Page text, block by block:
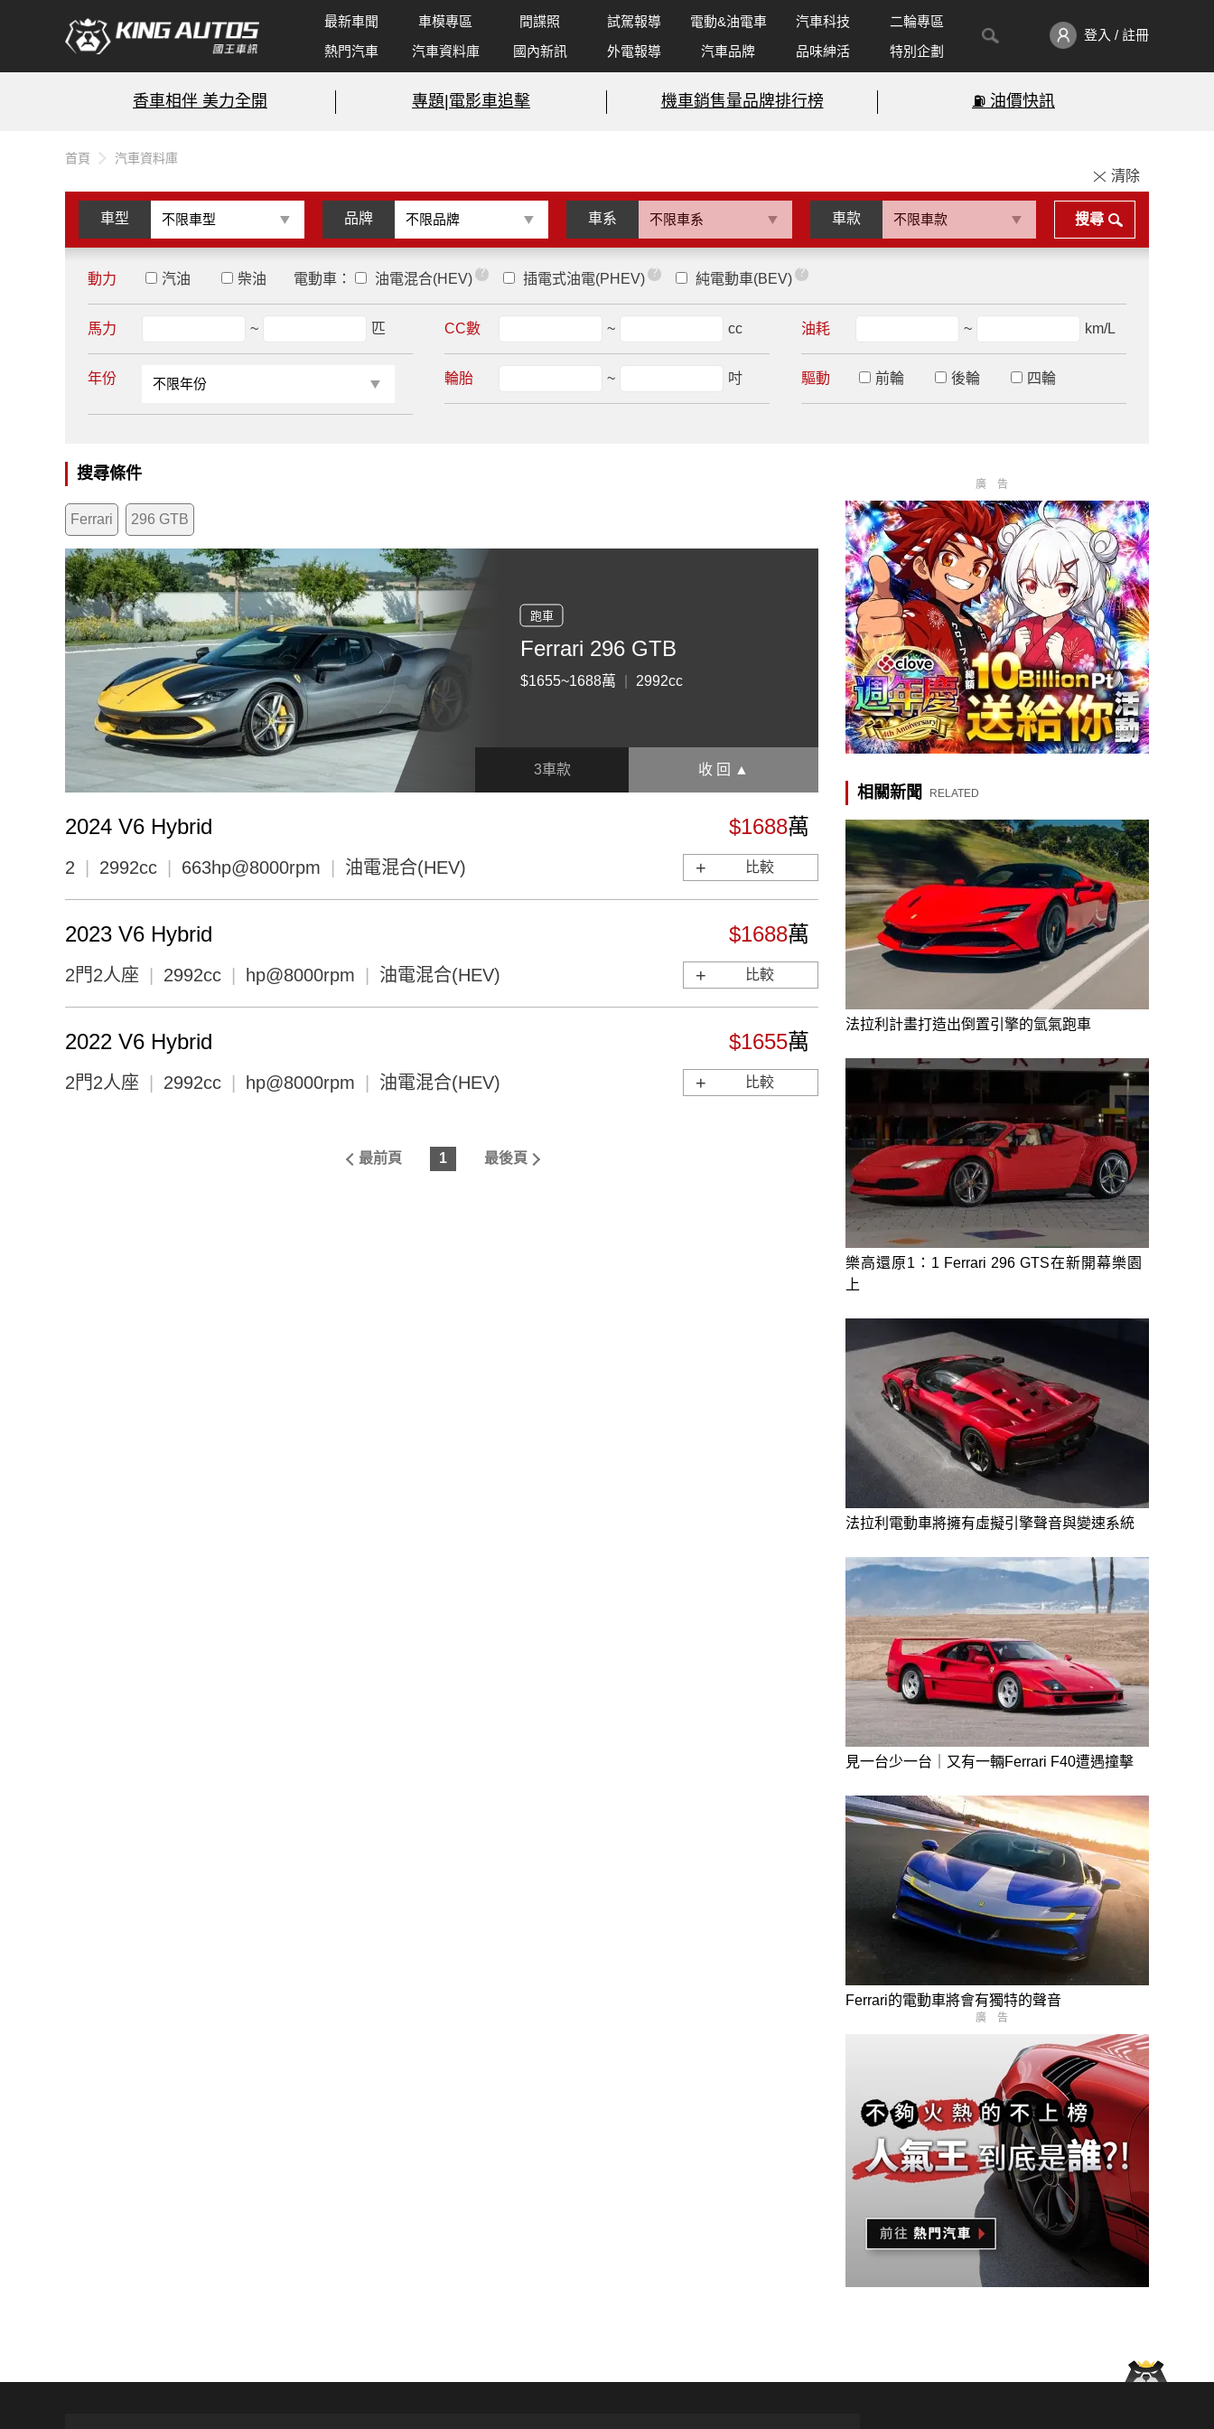
最新車聞 車模專區 間諜照 試駕報導 電動&油電車 汽車科技
二輪專區
熱門汽車
汽車資料庫 國內新訊 外電報導 汽車品牌 品味紳活 特別企劃
登入 / 註冊
香車相伴 美力全開 專題|電影車追擊 機車銷售量品牌排行榜 ⛽️ 油價快訊
首頁 汽車資料庫
清除
車型 品牌 車系 車款 搜尋
動力 汽油 柴油 電動車： 油電混合(HEV) ？ 插電式油電(PHEV) ？ 純電動車(BEV) ？
馬力 ~ 匹 CC數 ~ cc 油耗 ~ km/L
年份 輪胎 ~ 吋 驅動 前輪 後輪 四輪
搜尋條件
Ferrari 296 GTB
跑車
Ferrari 296 GTB
$1655~1688萬 2992cc
3車款 收 回 ▲
2024 V6 Hybrid $1688萬
2 2992cc 663hp@8000rpm 油電混合(HEV) 比較
2023 V6 Hybrid $1688萬
2門2人座 2992cc hp@8000rpm 油電混合(HEV) 比較
2022 V6 Hybrid $1655萬
2門2人座 2992cc hp@8000rpm 油電混合(HEV) 比較
最前頁 1 最後頁
廣告
相關新聞 RELATED
法拉利計畫打造出倒置引擎的氫氣跑車
樂高還原1：1 Ferrari 296 GTS在新開幕樂園
上
法拉利電動車將擁有虛擬引擎聲音與變速系統
見一台少一台｜又有一輛Ferrari F40遭遇撞擊
Ferrari的電動車將會有獨特的聲音
廣告